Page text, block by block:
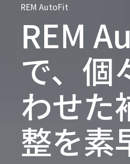
REM AutoFit
REM
で、個
わせた
整を素